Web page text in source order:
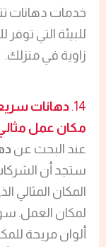
خدمات دهانات
للبيئة التي
زاوية في منزلك.
14. دهانات
مكان عمل
عند البحث عن
ستجد أن
المكان المثالي
لمكان العمل.
ألوان مريحة